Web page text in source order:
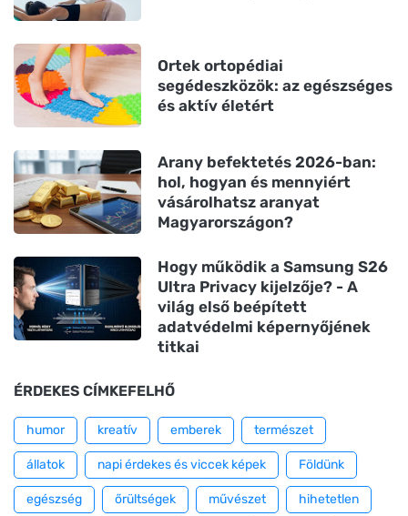
Ortek ortopédiai
segédeszközök: az egészséges
és aktív életért
Arany befektetés 2026-ban:
hol, hogyan és mennyiért
vásárolhatsz aranyat
Magyarországon?
Hogy működik a Samsung S26
Ultra Privacy kijelzője? - A
világ első beépített
adatvédelmi képernyőjének
titkai
ÉRDEKES CÍMKEFELHŐ
humor kreatív emberek természet
állatok napi érdekes és viccek képek Földünk
egészség őrültségek művészet hihetetlen